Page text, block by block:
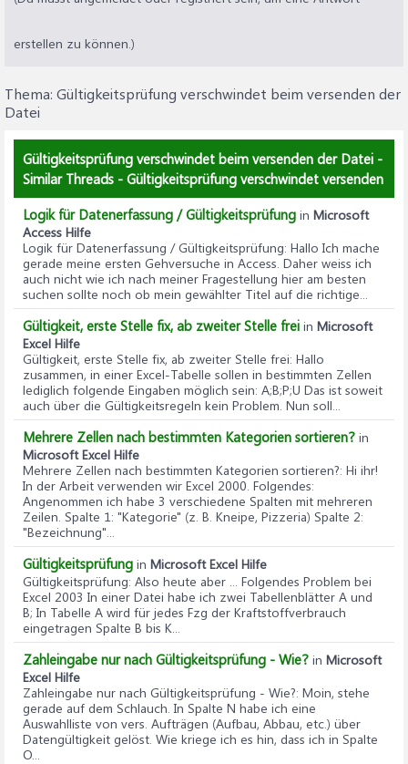
erstellen zu können.)
Thema: Gültigkeitsprüfung verschwindet beim versenden der
Datei
Gültigkeitsprüfung verschwindet beim versenden der Datei -
Similar Threads - Gültigkeitsprüfung verschwindet versenden
Logik für Datenerfassung / Gültigkeitsprüfung in Microsoft
Access Hilfe
Logik für Datenerfassung / Gültigkeitsprüfung: Hallo Ich mache
gerade meine ersten Gehversuche in Access. Daher weiss ich
auch nicht wie ich nach meiner Fragestellung hier am besten
suchen sollte noch ob mein gewählter Titel auf die richtige...
Gültigkeit, erste Stelle fix, ab zweiter Stelle frei in Microsoft
Excel Hilfe
Gültigkeit, erste Stelle fix, ab zweiter Stelle frei: Hallo
zusammen, in einer Excel-Tabelle sollen in bestimmten Zellen
lediglich folgende Eingaben möglich sein: A;B;P;U Das ist soweit
auch über die Gültigkeitsregeln kein Problem. Nun soll...
Mehrere Zellen nach bestimmten Kategorien sortieren? in
Microsoft Excel Hilfe
Mehrere Zellen nach bestimmten Kategorien sortieren?: Hi ihr!
In der Arbeit verwenden wir Excel 2000. Folgendes:
Angenommen ich habe 3 verschiedene Spalten mit mehreren
Zeilen. Spalte 1: "Kategorie" (z. B. Kneipe, Pizzeria) Spalte 2:
"Bezeichnung"...
Gültigkeitsprüfung in Microsoft Excel Hilfe
Gültigkeitsprüfung: Also heute aber ... Folgendes Problem bei
Excel 2003 In einer Datei habe ich zwei Tabellenblätter A und
B; In Tabelle A wird für jedes Fzg der Kraftstoffverbrauch
eingetragen Spalte B bis K...
Zahleingabe nur nach Gültigkeitsprüfung - Wie? in Microsoft
Excel Hilfe
Zahleingabe nur nach Gültigkeitsprüfung - Wie?: Moin, stehe
gerade auf dem Schlauch. In Spalte N habe ich eine
Auswahlliste von vers. Aufträgen (Aufbau, Abbau, etc.) über
Datengültigkeit gelöst. Wie kriege ich es hin, dass ich in Spalte
O...